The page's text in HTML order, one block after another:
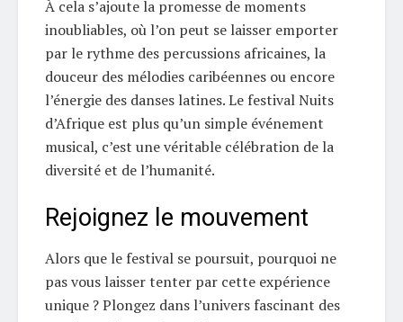
À cela s’ajoute la promesse de moments
inoubliables, où l’on peut se laisser emporter
par le rythme des percussions africaines, la
douceur des mélodies caribéennes ou encore
l’énergie des danses latines. Le festival Nuits
d’Afrique est plus qu’un simple événement
musical, c’est une véritable célébration de la
diversité et de l’humanité.
Rejoignez le mouvement
Alors que le festival se poursuit, pourquoi ne
pas vous laisser tenter par cette expérience
unique ? Plongez dans l’univers fascinant des